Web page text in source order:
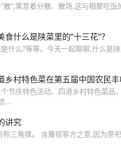
散”,寓意着分散、散场,这与相聚吃
食什么是陕菜里的“十三花”？
什么?等等。今天一起聊聊,什么是
乡村特色菜在第五届中国农民
节庆特色活动、四道乡村特色菜品
...
讲究
称三角撑。 含篾视客方之意,因为祭